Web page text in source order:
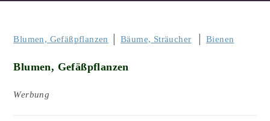
Blumen, Gefäßpflanzen │Bäume, Sträucher │Bienen
Blumen, Gefäßpflanzen
Werbung